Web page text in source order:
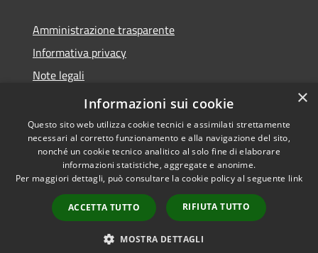
Amministrazione trasparente
Informativa privacy
Note legali
Dichiarazione di accessibilità
Accessibilità
Copyright © 2026 • Comune di
Borca di Cadore • Powered by
Municipium•
Accesso
redazione
×
Informazioni sui cookie
Questo sito web utilizza cookie tecnici e assimilati strettamente
necessari al corretto funzionamento e alla navigazione del sito,
nonché un cookie tecnico analitico al solo fine di elaborare
informazioni statistiche, aggregate e anonime.
Per maggiori dettagli, può consultare la cookie policy al seguente link
ACCETTA TUTTO RIFIUTA TUTTO
MOSTRA DETTAGLI